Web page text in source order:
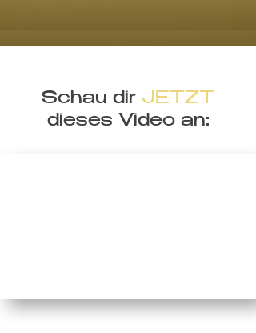
Schau dir JETZT
dieses Video an: